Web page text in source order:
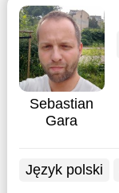
Sebastian
Gara
Język polski